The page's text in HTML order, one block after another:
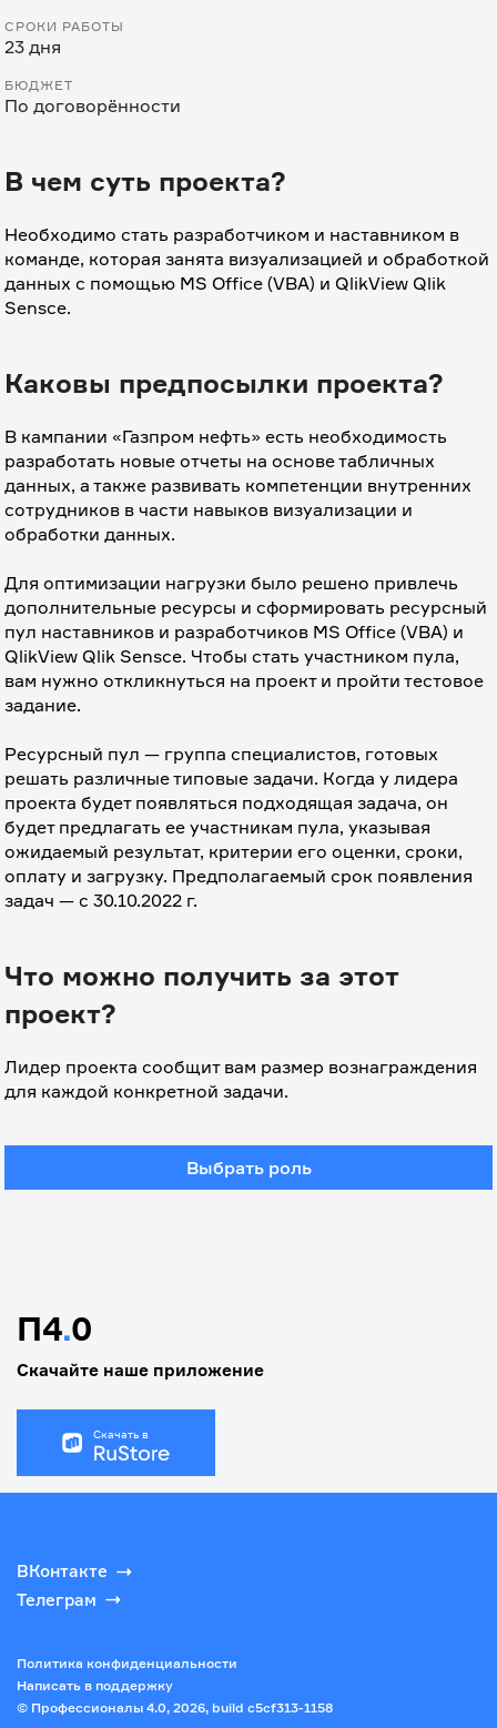
СРОКИ РАБОТЫ
23 дня
БЮДЖЕТ
По договорённости
В чем суть проекта?
Необходимо стать разработчиком и наставником в
команде, которая занята визуализацией и обработкой
данных с помощью MS Office (VBA) и QlikView Qlik
Sensce.
Каковы предпосылки проекта?
В кампании «Газпром нефть» есть необходимость
разработать новые отчеты на основе табличных
данных, а также развивать компетенции внутренних
сотрудников в части навыков визуализации и
обработки данных.
Для оптимизации нагрузки было решено привлечь
дополнительные ресурсы и сформировать ресурсный
пул наставников и разработчиков MS Office (VBA) и
QlikView Qlik Sensce. Чтобы стать участником пула,
вам нужно откликнуться на проект и пройти тестовое
задание.
Ресурсный пул — группа специалистов, готовых
решать различные типовые задачи. Когда у лидера
проекта будет появляться подходящая задача, он
будет предлагать ее участникам пула, указывая
ожидаемый результат, критерии его оценки, сроки,
оплату и загрузку. Предполагаемый срок появления
задач — с 30.10.2022 г.
Что можно получить за этот
проект?
Лидер проекта сообщит вам размер вознаграждения
для каждой конкретной задачи.
Выбрать роль
П4.0
Скачайте наше приложение
Скачать в
ВКонтакте
Телеграм
© Профессионалы 4.0, 2026, build c5cf313-1158
Политика конфиденциальности
Написать в поддержку